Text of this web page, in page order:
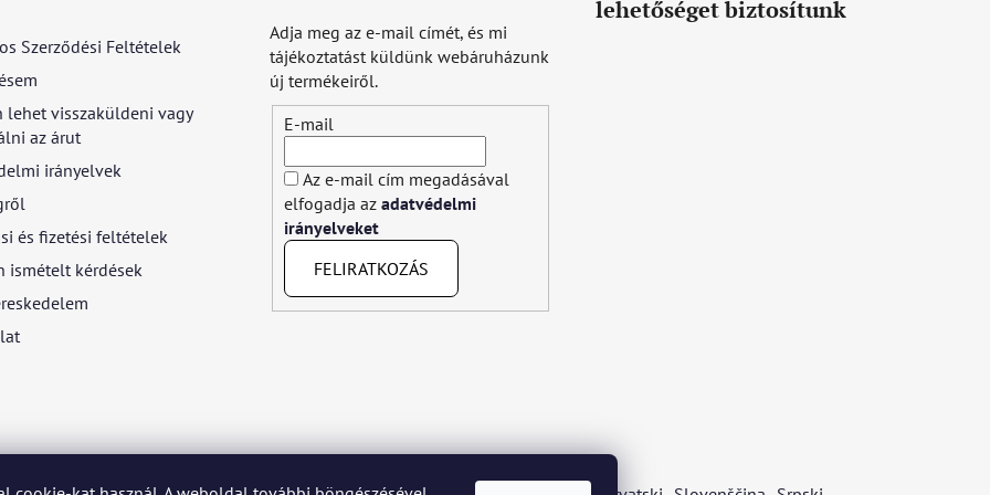
Szerződési Feltételek
lehet visszaküldeni vagy
az árut
irányelvek
és fizetési feltételek
ismételt kérdések
Adja meg az e-mail címét, és mi
tájékoztatást küldünk webáruházunk
új termékeiről.
E-mail
Az e-mail cím megadásával
elfogadja az adatvédelmi
irányelveket
FELIRATKOZÁS
lehetőséget biztosítunk